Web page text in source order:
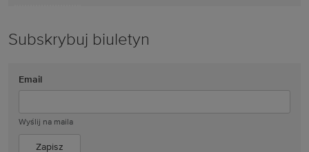
Subskrybuj biuletyn
Email
Wyślij na maila